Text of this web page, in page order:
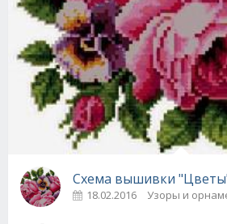
Схема вышивки
18.02.2016 Узоры и